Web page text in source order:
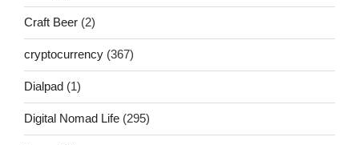
Craft Beer (2)
cryptocurrency (367)
Dialpad (1)
Digital Nomad Life (295)